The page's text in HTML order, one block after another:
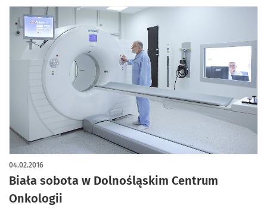
Biała sobota w Dolnośląskim Centrum
Onkologii
04.02.2016